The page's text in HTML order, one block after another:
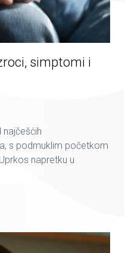
simptomi i
s podmuklim početkom
napretku u